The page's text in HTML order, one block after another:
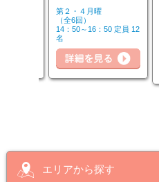
第２・４月曜
（全6回）
14：50～16：50 定員 12
名
詳細を見る
エリアから探す